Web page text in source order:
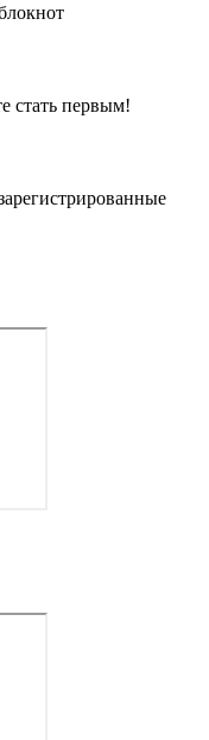
стать первым!